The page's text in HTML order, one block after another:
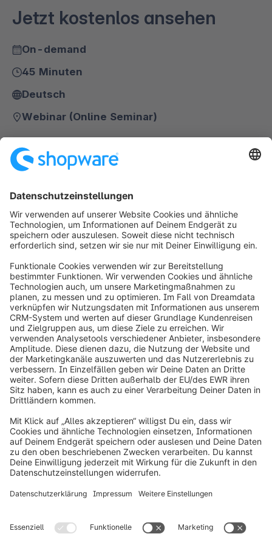
Jetzt kostenlos ansehen
On-demand
45 Minuten
Deutsch
Webinar (Online Seminar)
Formular wird geladen...
info@shopware.com
Produkt
Lösungen
Partner
Entwickler